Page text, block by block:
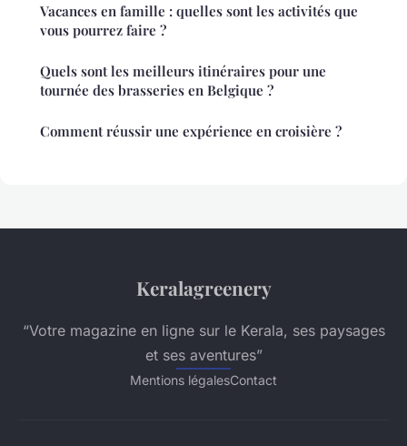
Vacances en famille : quelles sont les activités que
vous pourrez faire ?
Quels sont les meilleurs itinéraires pour une
tournée des brasseries en Belgique ?
Comment réussir une expérience en croisière ?
Keralagreenery
“Votre magazine en ligne sur le Kerala, ses paysages
et ses aventures”
Mentions légalesContact